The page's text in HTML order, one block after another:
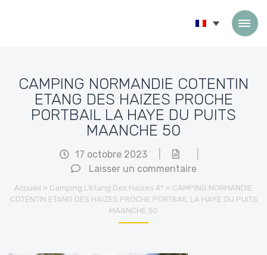
CAMPING NORMANDIE COTENTIN
ETANG DES HAIZES PROCHE
PORTBAIL LA HAYE DU PUITS
MAANCHE 50
17 octobre 2023
Laisser un commentaire
Accueil » Camping L’étang Des Haizes 4* » CAMPING NORMANDIE
COTENTIN ETANG DES HAIZES PROCHE PORTBAIL LA HAYE DU PUITS
MAANCHE 50